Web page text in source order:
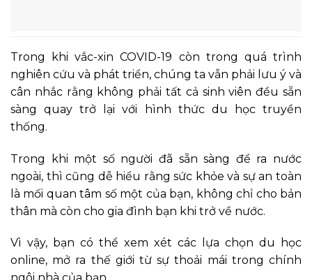
Trong khi vắc-xin COVID-19 còn trong quá trình
nghiên cứu và phát triển, chúng ta vẫn phải lưu ý và
cân nhắc rằng không phải tất cả sinh viên đều sẵn
sàng quay trở lại với hình thức du học truyền
thống.
Trong khi một số người đã sẵn sàng để ra nước
ngoài, thì cũng dễ hiểu rằng sức khỏe và sự an toàn
là mối quan tâm số một của bạn, không chỉ cho bản
thân mà còn cho gia đình bạn khi trở về nước.
Vì vậy, bạn có thể xem xét các lựa chọn du học
online, mở ra thế giới từ sự thoải mái trong chính